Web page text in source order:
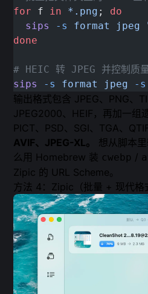
for f in *.png ; do
  sips
-s format jpeg
done
# HEIC 转 JPEG 并控制质
sips
-s format jpeg -s
输出格式包含 JPEG、PNG、
JPEG2000、HEIF，再加一组
PICT、PSD、SGI、TGA、QTIF
AVIF、JPEG-XL。
想从脚本
么用 Homebrew 装 cwebp /
Zipic 的 URL Scheme。
方法 4：Zipic（批量 + 现代格